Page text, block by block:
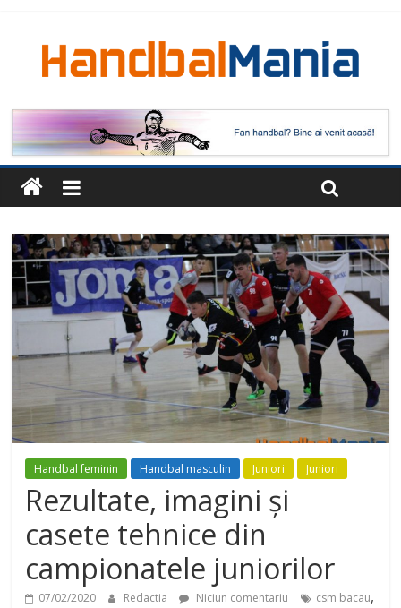
Handbal feminin Handbal masculin Juniori Juniori
Rezultate, imagini și
casete tehnice din
campionatele juniorilor
07/02/2020 Redactia Niciun comentariu csm bacau,